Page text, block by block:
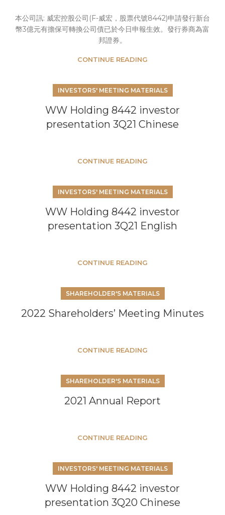
本公司訊: 威宏控股公司(F-威宏，股票代號8442)申請發行新台
幣3億元有擔保可轉換公司債已於今日申報生效。發行券商為富
邦證券。
CONTINUE READING
INVESTORS' MEETING MATERIALS
WW Holding 8442 investor
presentation 3Q21 Chinese
CONTINUE READING
INVESTORS' MEETING MATERIALS
WW Holding 8442 investor
presentation 3Q21 English
CONTINUE READING
SHAREHOLDER'S MATERIALS
2022 Shareholders’ Meeting Minutes
CONTINUE READING
SHAREHOLDER'S MATERIALS
2021 Annual Report
CONTINUE READING
INVESTORS' MEETING MATERIALS
WW Holding 8442 investor
presentation 3Q20 Chinese